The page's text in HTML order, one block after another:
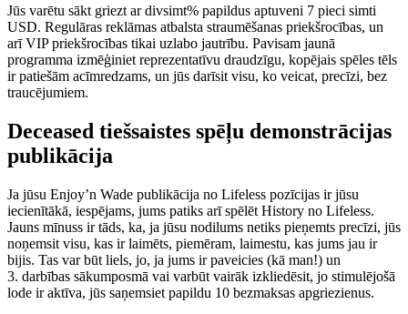
Jūs varētu sākt griezt ar divsimt% papildus aptuveni 7 pieci simti
USD. Regulāras reklāmas atbalsta straumēšanas priekšrocības, un
arī VIP priekšrocības tikai uzlabo jautrību. Pavisam jaunā
programma izmēģiniet reprezentatīvu draudzīgu, kopējais spēles tēls
ir patiešām acīmredzams, un jūs darīsit visu, ko veicat, precīzi, bez
traucējumiem.
Deceased tiešsaistes spēļu demonstrācijas
publikācija
Ja jūsu Enjoy’n Wade publikācija no Lifeless pozīcijas ir jūsu
iecienītākā, iespējams, jums patiks arī spēlēt History no Lifeless.
Jauns mīnuss ir tāds, ka, ja jūsu nodilums netiks pieņemts precīzi, jūs
noņemsit visu, kas ir laimēts, piemēram, laimestu, kas jums jau ir
bijis. Tas var būt liels, jo, ja jums ir paveicies (kā man!) un
3. darbības sākumposmā vai varbūt vairāk izkliedēsit, jo stimulējošā
lode ir aktīva, jūs saņemsiet papildu 10 bezmaksas apgriezienus.